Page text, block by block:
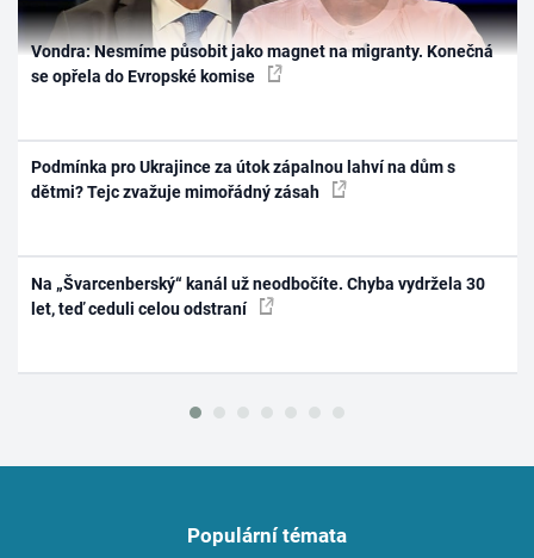
Vondra: Nesmíme působit jako magnet na migranty. Konečná
se opřela do Evropské komise
Podmínka pro Ukrajince za útok zápalnou lahví na dům s
dětmi? Tejc zvažuje mimořádný zásah
Na „Švarcenberský“ kanál už neodbočíte. Chyba vydržela 30
let, teď ceduli celou odstraní
Populární témata